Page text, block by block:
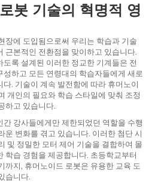
봇 기술의 혁명적 영
장에 도입됨으로써 우리는 학습과 기술
근본적인 전환점을 맞이하고 있습니다.
록 설계된 이러한 정교한 기계들은 전
하고 모든 연령대의 학습자들에게 새로
. 기술이 계속 발전함에 따라 휴머노이
개인의 필요와 학습 스타일에 맞춰 조정
하고 있습니다.
강사들에게만 제한되었던 역할을 수행
운 변화를 겪고 있습니다. 이러한 첨단 시
및 정밀한 모터 제어 기술을 결합하여 몰
학습 경험을 제공합니다. 초등학교부터
까지, 휴머노이드 로봇은 유용한 교육 도
습니다.